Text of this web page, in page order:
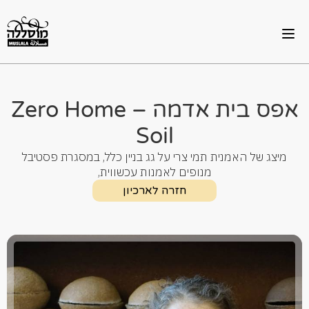
אפס בית אדמה – Zero Home
Soil
מיצג של האמנית תמי צרי על גג בניין כלל, במסגרת פסטיבל
מנופים לאמנות עכשווית,
חזרה לארכיון